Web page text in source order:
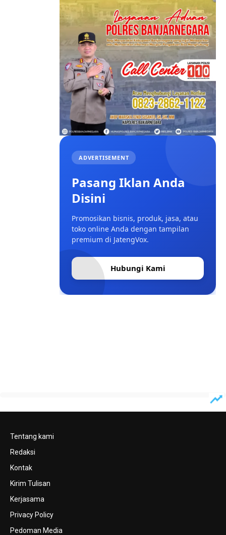
ADVERTISEMENT
Pasang Iklan Anda
Disini
Promosikan bisnis, produk, jasa, atau
toko online Anda dengan tampilan
premium di JatengVox.
Hubungi Kami
Tentang kami
Redaksi
Kontak
Kirim Tulisan
Kerjasama
Privacy Policy
Pedoman Media